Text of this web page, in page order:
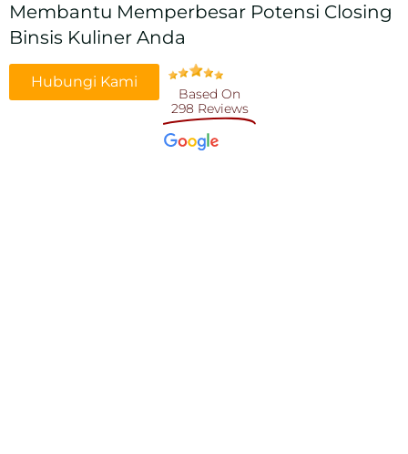
Membantu Memperbesar Potensi Closing
Binsis Kuliner Anda
Hubungi Kami
Based On
298 Reviews